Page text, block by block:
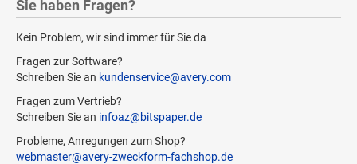
Sie haben Fragen?
Kein Problem, wir sind immer für Sie da
Fragen zur Software?
Schreiben Sie an kundenservice@avery.com
Fragen zum Vertrieb?
Schreiben Sie an infoaz@bitspaper.de
Probleme, Anregungen zum Shop?
webmaster@avery-zweckform-fachshop.de